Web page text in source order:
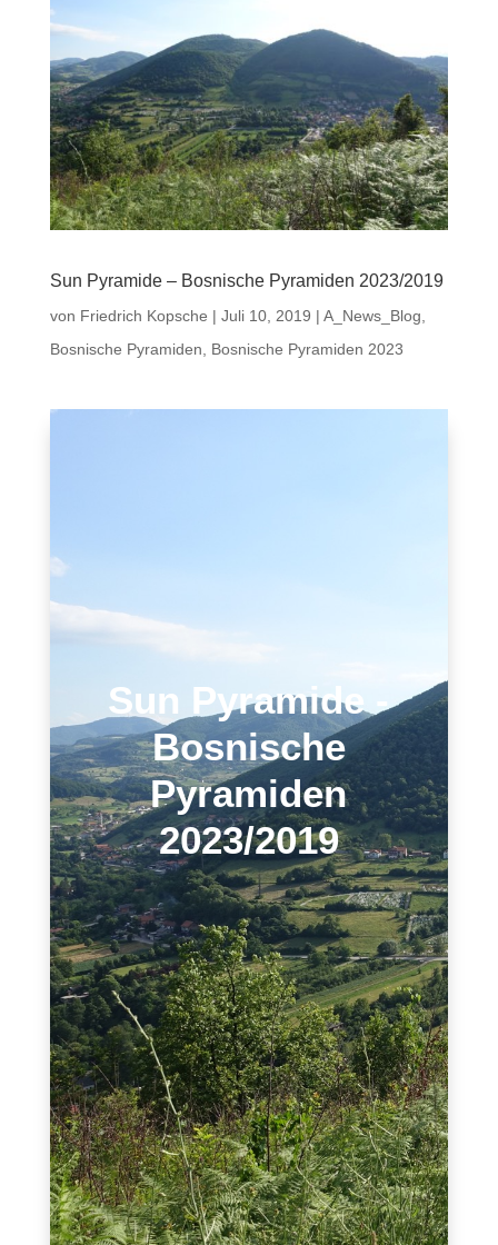
Sun Pyramide – Bosnische Pyramiden 2023/2019
von Friedrich Kopsche | Juli 10, 2019 | A_News_Blog
Bosnische Pyramiden
Bosnische Pyramiden 2023
Sun Pyramide -
Bosnische
Pyramiden
2023/2019